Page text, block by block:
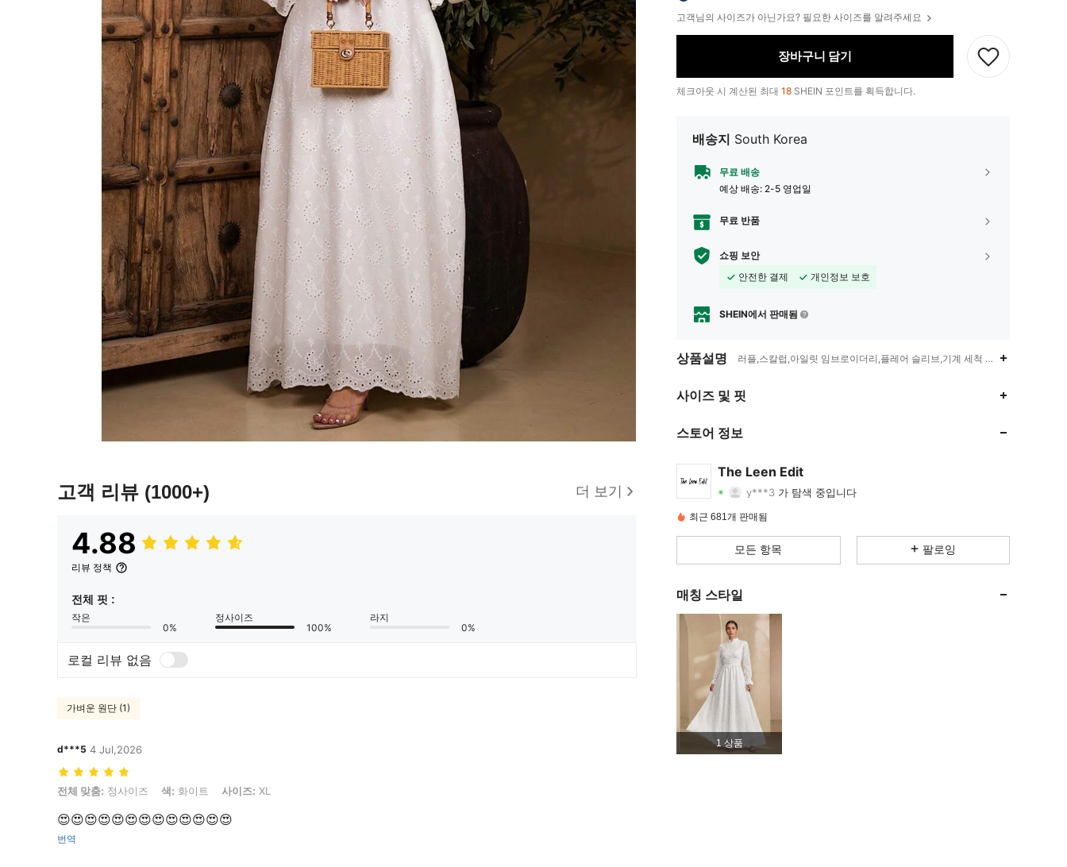
고객 리뷰 (1000+) 더 보기
4.88
리뷰 정책
전체 핏 :
작은
0%
정사이즈
100%
라지
0%
로컬 리뷰 없음
가벼운 원단 (1)
d***5 4 Jul,2026
전체 맞춤: 정사이즈, 색: 화이트, 사이즈: XL
전체 맞춤: 정사이즈 색: 화이트 사이즈: XL
😍😍😍😍😍😍😍😍😍😍😍😍😍
번역
고객님의 사이즈가 아닌가요? 필요한 사이즈를 알려주세요
장바구니 담기
체크아웃 시 계산된 최대 18 SHEIN 포인트를 획득합니다.
배송지 South Korea
무료 배송
예상 배송: 2-5 영업일
무료 반품
쇼핑 보안
안전한 결제
개인정보 보호
SHEIN에서 판매됨
상품설명 러플,스칼럽,아일릿 임브로이더리,플레어 슬리브,기계 세척 또는 전문 드라이
사이즈 및 핏
스토어 정보
The Leen Edit
4.37 등급 44 아이템 412팔로워
4.37 44 412
4.37
4.37
4.37
최근 681개 판매됨
모든 항목 팔로잉
매칭 스타일
1 상품